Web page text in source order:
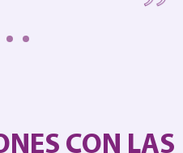
CON LAS